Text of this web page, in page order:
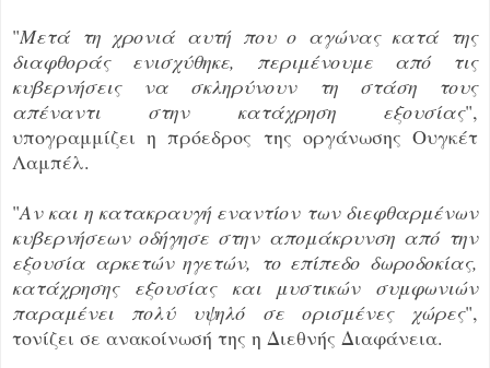
"Μετά τη χρονιά αυτή που ο αγώνας κατά της
διαφθοράς ενισχύθηκε, περιμένουμε από τις
κυβερνήσεις να σκληρύνουν τη στάση τους
απέναντι στην κατάχρηση εξουσίας",
υπογραμμίζει η πρόεδρος της οργάνωσης Ουγκέτ
Λαμπέλ.
"Αν και η κατακραυγή εναντίον των διεφθαρμένων
κυβερνήσεων οδήγησε στην απομάκρυνση από την
εξουσία αρκετών ηγετών, το επίπεδο δωροδοκίας,
κατάχρησης εξουσίας και μυστικών συμφωνιών
παραμένει πολύ υψηλό σε ορισμένες χώρες",
τονίζει σε ανακοίνωσή της η Διεθνής Διαφάνεια.